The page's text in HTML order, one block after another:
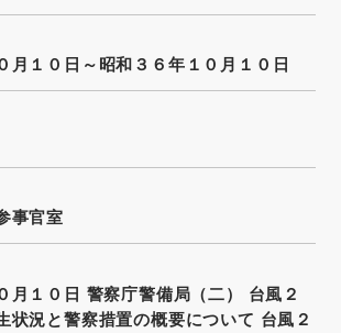
月１０日～昭和３６年１０月１０日
事官室
月１０日 警察庁警備局（二） 台風２
状況と警察措置の概要について 台風２